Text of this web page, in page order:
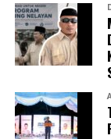
berisiko tinggi.
Dosen
Kesehatan UNG
kader berbasis
dalam
(AKI) dan